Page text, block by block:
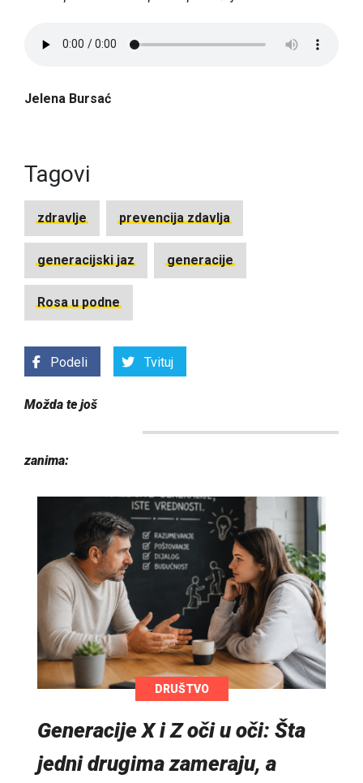
Jelena Bursać
Tagovi
zdravlje prevencija zdavlja
generacijski jaz generacije
Rosa u podne
Podeli Tvituj
Možda te još
zanima:
DRUŠTVO
Generacije X i Z oči u oči: Šta
jedni drugima zameraju, a